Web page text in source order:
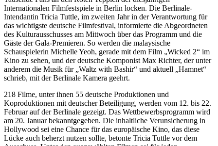
Internationalen Filmfestspiele in Berlin locken. Die Berlinale-
Intendantin Tricia Tuttle, im zweiten Jahr in der Verantwortung für
das wichtigste deutsche Filmfestival, informierte die Abgeordneten
des Kulturausschusses am Mittwoch über das Programm und die
Gäste der Gala-Premieren. So werden die malaysische
Schauspielerin Michelle Yeoh, gerade mit dem Film „Wicked 2“ im
Kino zu sehen, und der deutsche Komponist Max Richter, der unter
anderem die Musik für „Waltz with Bashir“ und aktuell „Hamnet“
schrieb, mit der Berlinale Kamera geehrt.
218 Filme, unter ihnen 55 deutsche Produktionen und
Koproduktionen mit deutscher Beteiligung, werden vom 12. bis 22.
Februar auf der Berlinale gezeigt. Das Wettbewerbsprogramm wird
am 20. Januar bekanntgegeben. Die inhaltliche Verunsicherung in
Hollywood sei eine Chance für das europäische Kino, das diese
Lücke auch beherzt nutzen sollte, betonte Tricia Tuttle vor dem